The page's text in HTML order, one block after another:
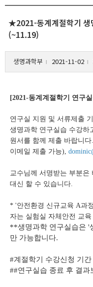
★2021-동계계절학기 생
(~11.19)
생명과학부 l 2021-11-02 l
[2021-동계계절학기 연구
연구실 지원 및 서류제출
생명과학 연구실습 수강하
원서를 함께 제출 바랍니
이메일 제출 가능), dominic
교수님께 서명받는 부분은
대신 할 수 있습니다.
* '안전환경 신규교육 A과
자는 실험실 자체안전 교
**생명과학 연구실습은 '
만 가능합니다.
#계절학기 수강신청 기간
##연구실습 종료 후 결과